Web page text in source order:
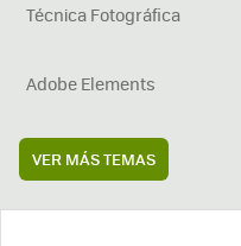
Técnica Fotográfica
Adobe Elements
VER MÁS TEMAS